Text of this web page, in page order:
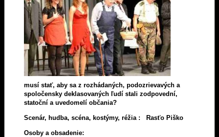
musí stať, aby sa z rozhádaných, podozrievavých a
spoločensky deklasovaných ľudí stali zodpovední,
statoční a uvedomelí občania?
Scenár, hudba, scéna, kostýmy, réžia : Rasťo Piško
Osoby a obsadenie: